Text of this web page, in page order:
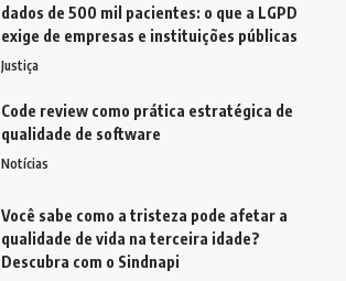
dados de 500 mil pacientes: o que a LGPD
exige de empresas e instituições públicas
Justiça
Code review como prática estratégica de
qualidade de software
Notícias
Você sabe como a tristeza pode afetar a
qualidade de vida na terceira idade?
Descubra com o Sindnapi